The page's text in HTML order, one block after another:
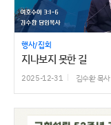
행사/집회
지나보지 못한 길
2025-12-31 김수환 목사